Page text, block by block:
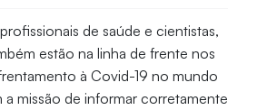
de saúde e cientistas,
estão na linha de frente nos
à Covid-19 no mundo
a missão de informar corretamente